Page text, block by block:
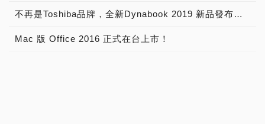
不再是Toshiba品牌，全新Dynabook 2019 新品發布，透過運算與服務改變世界
Mac 版 Office 2016 正式在台上市！